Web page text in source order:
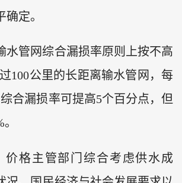
定。
水管网综合漏损率原则上按不高
100公里的长距离输水管网，每
合漏损率可提高5个百分点，但
价格主管部门综合考虑供水成